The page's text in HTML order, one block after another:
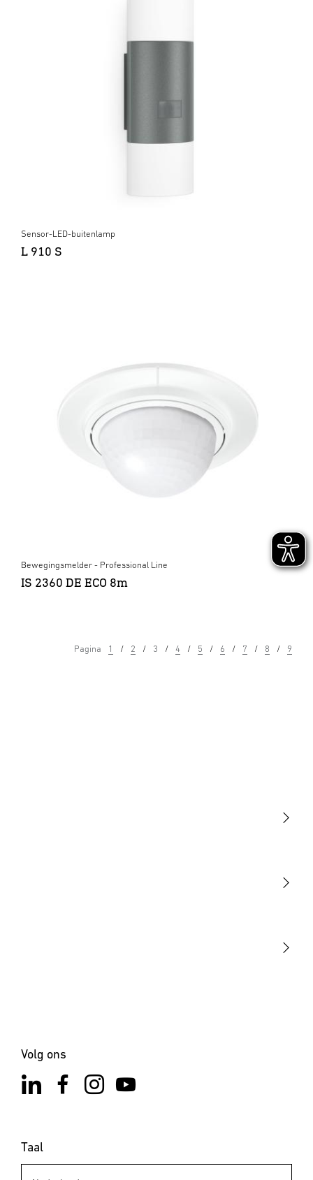
Sensor-LED-buitenlamp
L 910 S
Bewegingsmelder - Professional Line
IS 2360 DE ECO 8m
Pagina 1 2 3 4 5 6 7 8 9
Volg ons
Taal